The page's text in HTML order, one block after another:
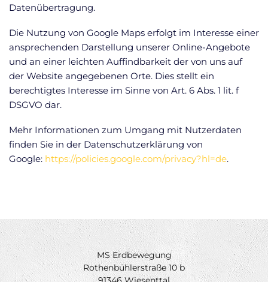
Datenübertragung.
Die Nutzung von Google Maps erfolgt im Interesse einer
ansprechenden Darstellung unserer Online-Angebote
und an einer leichten Auffindbarkeit der von uns auf
der Website angegebenen Orte. Dies stellt ein
berechtigtes Interesse im Sinne von Art. 6 Abs. 1 lit. f
DSGVO dar.
Mehr Informationen zum Umgang mit Nutzerdaten
finden Sie in der Datenschutzerklärung von
Google: https://policies.google.com/privacy?hl=de.
MS Erdbewegung
Rothenbühlerstraße 10 b